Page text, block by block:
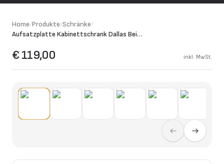
Home/Produkte/Schränke/
Aufsatzplatte Kabinettschrank Dallas Beige Marmor
€ 119,00 inkl. MwSt.